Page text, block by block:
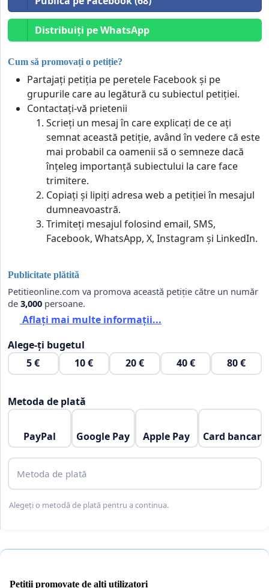
Distribuiți pe WhatsApp
Cum să promovați o petiție?
Partajați petiția pe peretele Facebook și pe
grupurile care au legătură cu subiectul petiției.
Contactați-vă prietenii
Scrieți un mesaj în care explicați de ce ați
semnat această petiție, având în vedere că este
mai probabil ca oamenii să o semneze dacă
înțeleg importanță subiectului la care face
trimitere.
Copiați și lipiți adresa web a petiției în mesajul
dumneavoastră.
Trimiteți mesajul folosind email, SMS,
Facebook, WhatsApp, X, Instagram și LinkedIn.
Publicitate plătită
Petitieonline.com va promova această petiție către un număr
de 3,000 persoane.
Aflați mai multe informații...
Alege-ți bugetul
5 €
10 € 20 € 40 € 80 €
Metoda de plată
PayPal Google Pay Apple Pay Card bancar
Metoda de plată
Alegeți o metodă de plată pentru a continua.
Petiții promovate de alți utilizatori